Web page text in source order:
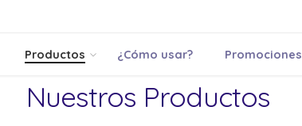
Productos ¿Cómo usar? Promociones
Nuestros Productos